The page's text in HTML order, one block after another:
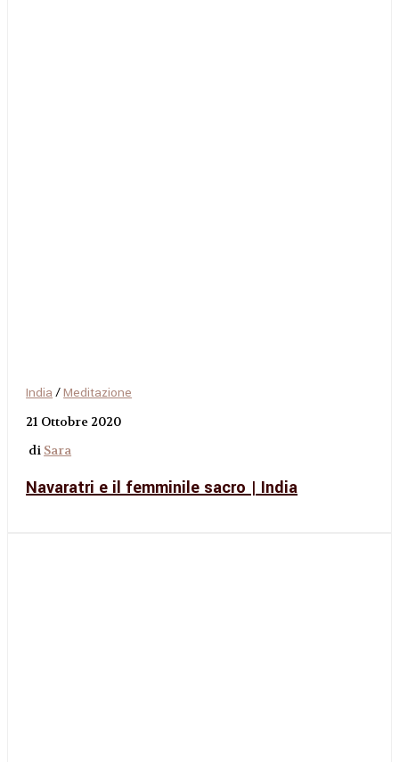
India /Meditazione
21 Ottobre 2020
di Sara
Navaratri e il femminile sacro | India